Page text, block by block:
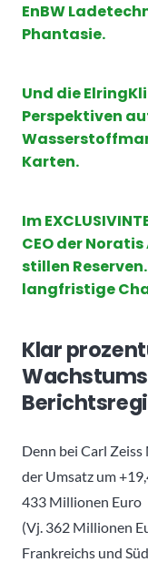
EnBW
Phantasie.
Und die
Perspektiven
Karten.
Im
CEO der
stillen
langfristige
Klar
Denn bei Carl
der Umsatz um
433 Millionen Euro
(Vj. 362 Millionen
Frankreichs und